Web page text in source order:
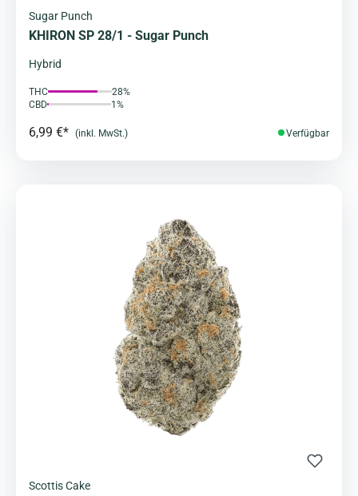
Sugar Punch
KHIRON SP 28/1 - Sugar Punch
Hybrid
THC
28%
CBD
1%
6,99 €* (inkl. MwSt.) Verfügbar
Scottis Cake